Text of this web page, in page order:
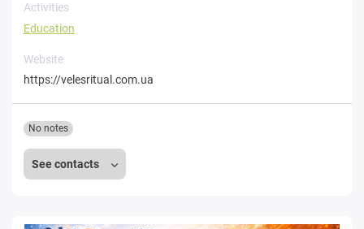
Activities
Education
Website
https://velesritual.com.ua
See contacts
No notes